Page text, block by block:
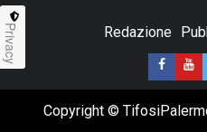
Redazione
Copyright ©
Privacy